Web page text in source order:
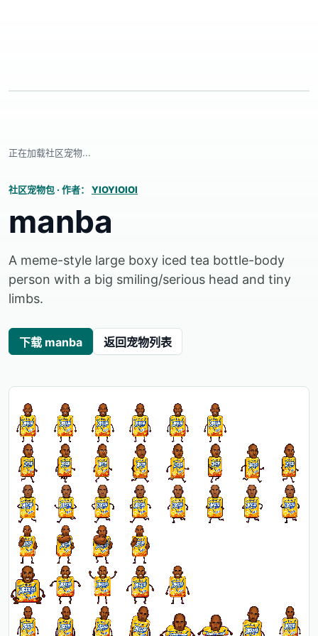
正在加载社区宠物...
社区宠物包 · 作者： YIOYIOIOI
manba
A meme-style large boxy iced tea bottle-body
person with a big smiling/serious head and tiny
limbs.
下载 manba 返回宠物列表